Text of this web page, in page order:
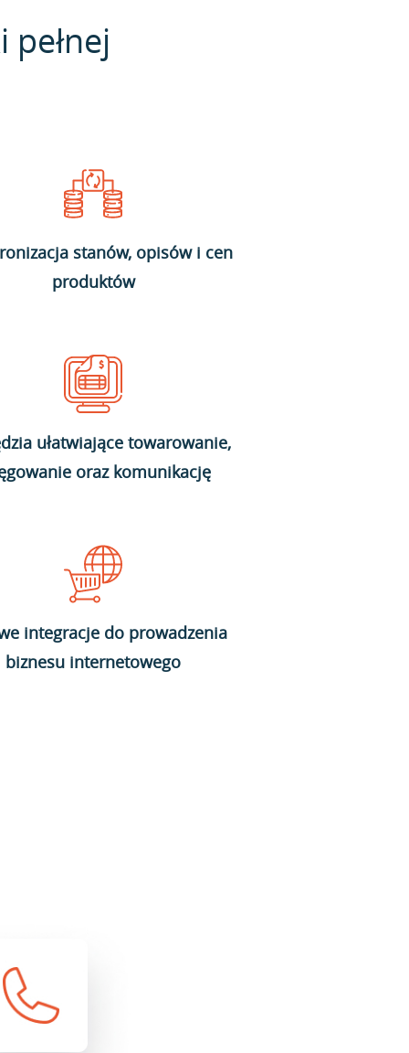
stanów, opisów i cen
produktów
ułatwiające towarowanie,
oraz komunikację
integracje do prowadzenia
biznesu internetowego